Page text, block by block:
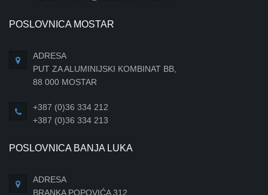
POSLOVNICA MOSTAR
ADRESA
PUT ZA ALUMINIJSKI KOMBINAT BB,
88 000 MOSTAR
+387 (0)36 334 212
+387 (0)36 334 213
POSLOVNICA BANJA LUKA
ADRESA
BRANKA POPOVIĆA 312,